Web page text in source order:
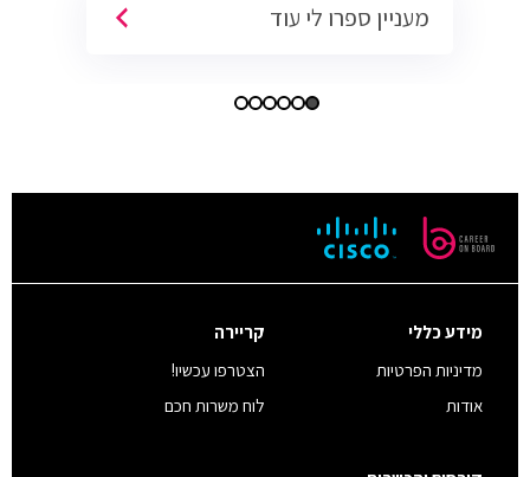
מעניין ספרו לי עוד
מידע כללי
מדיניות הפרטיות
אודות
קריירה
הצטרפו עכשיו!
לוח משרות חכם